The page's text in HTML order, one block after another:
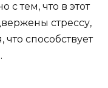
с тем, что в этот
стрессу,
способствует